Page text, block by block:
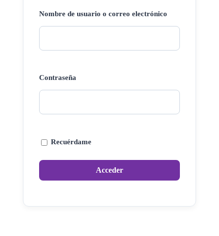
Nombre de usuario o correo electrónico
Contraseña
Recuérdame